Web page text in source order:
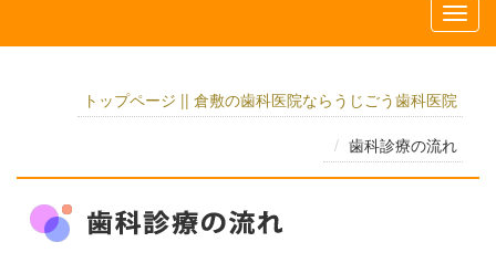
トップページ || 倉敷の歯科医院ならうじごう歯科医院
歯科診療の流れ